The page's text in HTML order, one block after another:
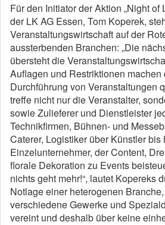
Für den Initiator der Aktion „Night of
der LK AG Essen, Tom Koperek,
Veranstaltungswirtschaft auf der
aussterbenden Branchen: „Die
übersteht die
Auflagen und Restriktionen
Durchführung von Veranstaltungen
treffe nicht nur die Veranstalter,
sowie Zulieferer und Dienstleister
Technikfirmen, Bühnen- und
Caterer, Logistiker über Künstler bis
Einzelunternehmer, der Content,
florale Dekoration zu Events
nichts geht mehr!“, lautet Kopereks
Notlage einer heterogenen
verschiedene Gewerke und
vereint und deshalb über keine